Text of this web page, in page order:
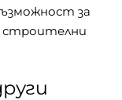
за
строителни